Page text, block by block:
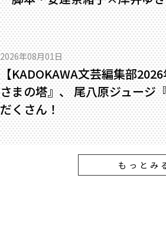
2026年08月01日
【KADOKAWA文芸編集部
さまの塔』、 尾八原ジュージ
だくさん！
もっとみ